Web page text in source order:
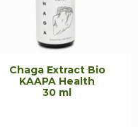
Chaga Extract Bio
KAAPA Health
30 ml